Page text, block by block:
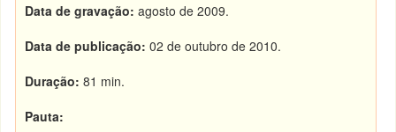
Data de gravação: agosto de 2009.
Data de publicação: 02 de outubro de 2010.
Duração:81 min.
Pauta: